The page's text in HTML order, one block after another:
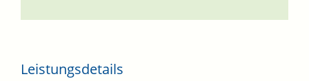
Leistungsdetails